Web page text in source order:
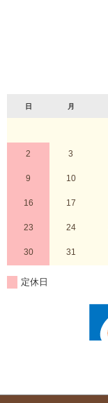
日 月
2 3
9 10
16 17
23 24
30 31
定休日